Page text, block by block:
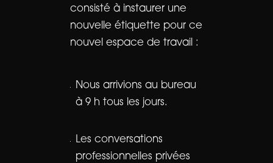
consisté à instaurer une
nouvelle étiquette pour ce
nouvel espace de travail :
Nous arrivions au bureau
à 9 h tous les jours.
Les conversations
professionnelles privées